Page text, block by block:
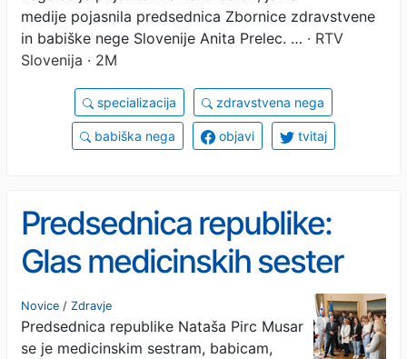
medije pojasnila predsednica Zbornice zdravstvene
in babiške nege Slovenije Anita Prelec. … · RTV
Slovenija · 2M
specializacija zdravstvena nega
babiška nega objavi tvitaj
Predsednica republike:
Glas medicinskih sester
mora biti slišan
Novice / Zdravje
Predsednica republike Nataša Pirc Musar
se je medicinskim sestram, babicam,